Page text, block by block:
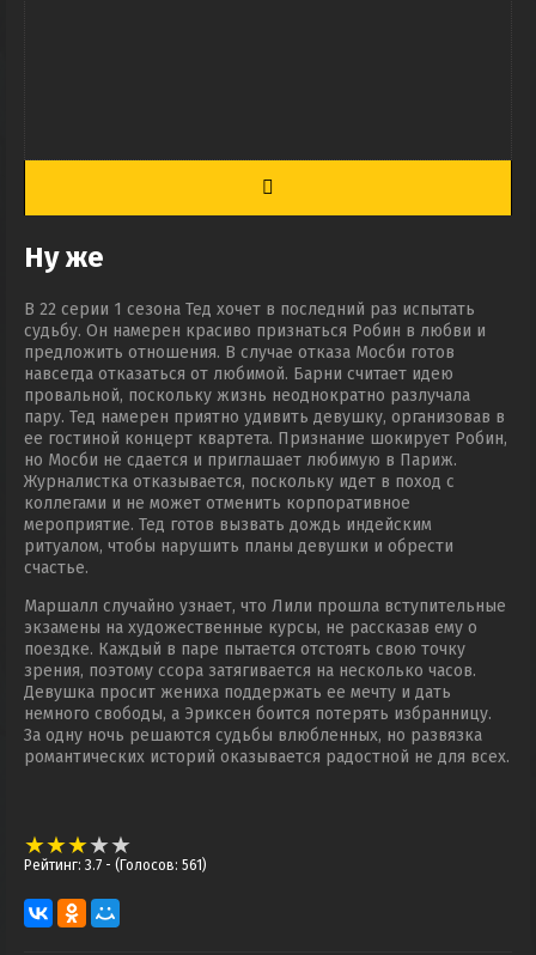
Ну же
В 22 серии 1 сезона Тед хочет в последний раз испытать
судьбу. Он намерен красиво признаться Робин в любви и
предложить отношения. В случае отказа Мосби готов
навсегда отказаться от любимой. Барни считает идею
провальной, поскольку жизнь неоднократно разлучала
пару. Тед намерен приятно удивить девушку, организовав в
ее гостиной концерт квартета. Признание шокирует Робин,
но Мосби не сдается и приглашает любимую в Париж.
Журналистка отказывается, поскольку идет в поход с
коллегами и не может отменить корпоративное
мероприятие. Тед готов вызвать дождь индейским
ритуалом, чтобы нарушить планы девушки и обрести
счастье.
Маршалл случайно узнает, что Лили прошла вступительные
экзамены на художественные курсы, не рассказав ему о
поездке. Каждый в паре пытается отстоять свою точку
зрения, поэтому ссора затягивается на несколько часов.
Девушка просит жениха поддержать ее мечту и дать
немного свободы, а Эриксен боится потерять избранницу.
За одну ночь решаются судьбы влюбленных, но развязка
романтических историй оказывается радостной не для всех.
Рейтинг: 3.7 - (Голосов: 561)